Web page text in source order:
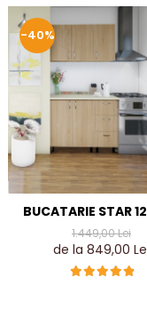
-40%
BUCATARIE STAR
CULOARE SONOMA
DE 18MM
1.449,00 Lei
de la 849,00